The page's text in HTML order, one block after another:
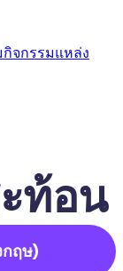
จกรรมแหล่ง
ท้อน
ฤษ)